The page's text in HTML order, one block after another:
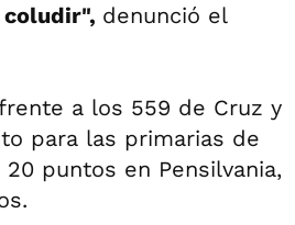
denunció el
a los 559 de Cruz y
para las primarias de
puntos en Pensilvania,